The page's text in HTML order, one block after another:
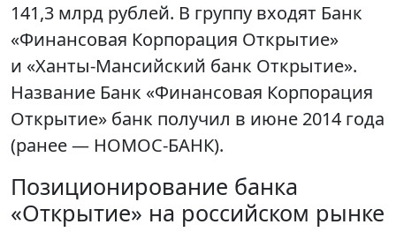
141,3 млрд рублей. В группу входят Банк
«Финансовая Корпорация Открытие»
и «Ханты-Мансийский банк Открытие».
Название Банк «Финансовая Корпорация
Открытие» банк получил в июне 2014 года
(ранее — НОМОС-БАНК).
Позиционирование банка
«Открытие» на российском рынке